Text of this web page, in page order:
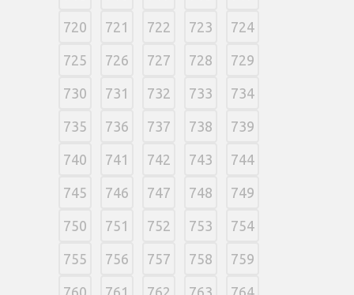
720 721 722 723 724
725 726 727 728 729
730 731 732 733 734
735 736 737 738 739
740 741 742 743 744
745 746 747 748 749
750 751 752 753 754
755 756 757 758 759
760 761 762 763 764